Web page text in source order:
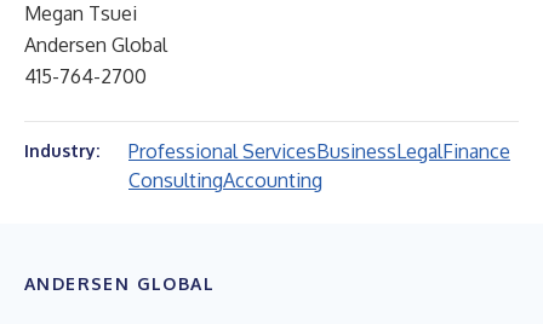
Megan Tsuei
Andersen Global
415-764-2700
Industry: Professional ServicesBusinessLegalFinance
ConsultingAccounting
ANDERSEN GLOBAL